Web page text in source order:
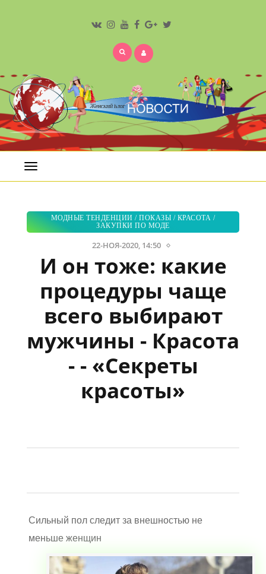
Открыть
меню
МОДНЫЕ ТЕНДЕНЦИИ /ПОКАЗЫ / КРАСОТА /
ЗАКУПКИ ПО МОДЕ
22-НОЯ-2020, 14:50
И он тоже: какие
процедуры чаще
всего выбирают
мужчины - Красота
- - «Секреты
красоты»
Сильный пол следит за внешностью не
меньше женщин